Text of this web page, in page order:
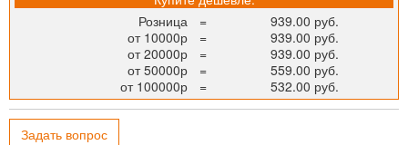
Розница
=
939.00 руб.
от 10000р
=
939.00 руб.
от 20000р
=
939.00 руб.
от 50000р
=
559.00 руб.
от 100000р
= 532.00 руб.
Задать вопрос